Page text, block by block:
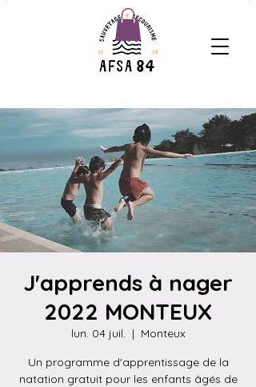
J'apprends à nager
2022 MONTEUX
lun. 04 juil.
  |
Monteux
Un programme d'apprentissage de la
natation gratuit pour les enfants âgés de